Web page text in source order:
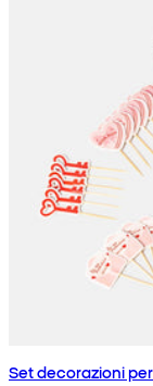
Set decorazioni